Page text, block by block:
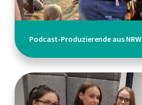
Podcast-Produzierende aus NRW